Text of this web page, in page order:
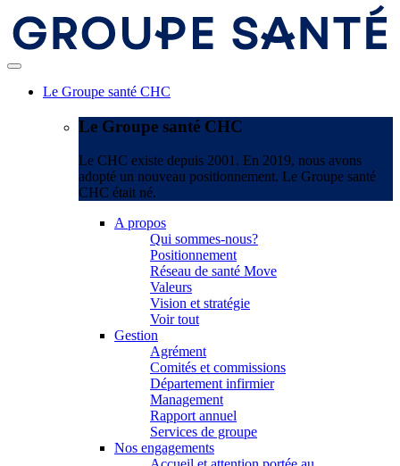
Le Groupe santé CHC
Le Groupe santé CHC
Le CHC existe depuis 2001. En 2019, nous avons
adopté un nouveau positionnement. Le Groupe santé
CHC était né.
A propos
Qui sommes-nous?
Positionnement
Réseau de santé Move
Valeurs
Vision et stratégie
Voir tout
Gestion
Agrément
Comités et commissions
Département infirmier
Management
Rapport annuel
Services de groupe
Nos engagements